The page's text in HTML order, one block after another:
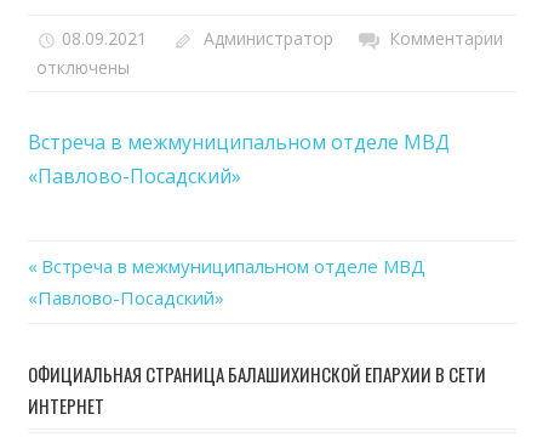
08.09.2021 Администратор Комментарии
отключены
Встреча в межмуниципальном отделе МВД
«Павлово-Посадский»
Навигация
записям
Previous
Post:
Встреча в межмуниципальном отделе МВД
«Павлово-Посадский»
ОФИЦИАЛЬНАЯ СТРАНИЦА БАЛАШИХИНСКОЙ ЕПАРХИИ В СЕТИ
ИНТЕРНЕТ